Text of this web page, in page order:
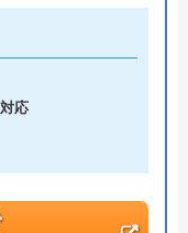
昭和57年12月27
102-15
応